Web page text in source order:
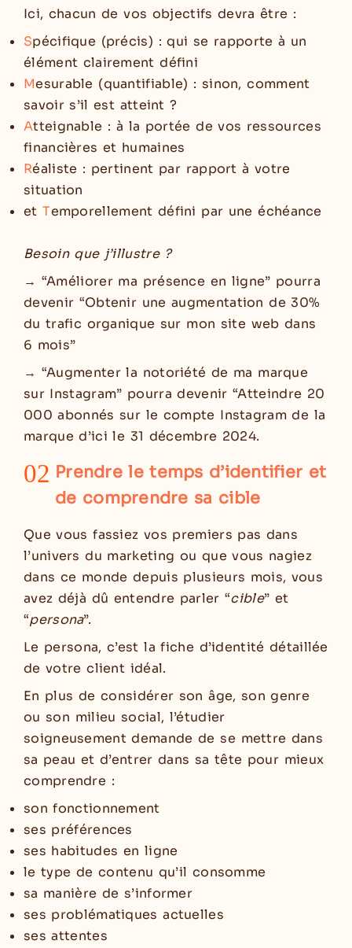
Ici, chacun de vos objectifs devra être :
Spécifique (précis) : qui se rapporte à un
élément clairement défini
Mesurable (quantifiable) : sinon, comment
savoir s’il est atteint ?
Atteignable : à la portée de vos ressources
financières et humaines
Réaliste : pertinent par rapport à votre
situation
etTemporellement défini par une échéance
Besoin que j’illustre ?
→ “Améliorer ma présence en ligne” pourra
devenir “Obtenir une augmentation de 30%
du trafic organique sur mon site web dans
6 mois”
→ “Augmenter la notoriété de ma marque
sur Instagram” pourra devenir “Atteindre 20
000 abonnés sur le compte Instagram de la
marque d’ici le 31 décembre 2024.
02 Prendre le temps d’identifier et
de comprendre sa cible
Que vous fassiez vos premiers pas dans
l’univers du marketing ou que vous nagiez
dans ce monde depuis plusieurs mois, vous
avez déjà dû entendre parler “cible” et
“persona”.
Le persona, c’est la fiche d’identité détaillée
de votre client idéal.
En plus de considérer son âge, son genre
ou son milieu social, l’étudier
soigneusement demande de se mettre dans
sa peau et d’entrer dans sa tête pour mieux
comprendre :
son fonctionnement
ses préférences
ses habitudes en ligne
le type de contenu qu’il consomme
sa manière de s’informer
ses problématiques actuelles
ses attentes